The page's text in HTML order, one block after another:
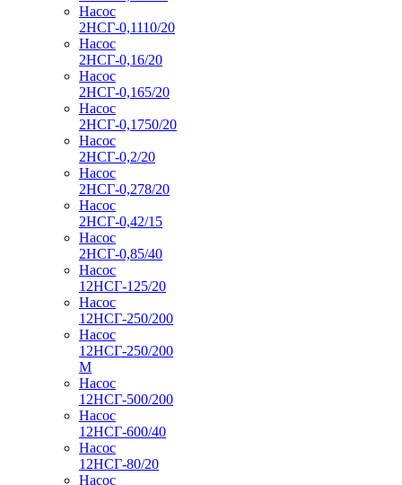
Насос
2НСГ-0,1110/20
Насос
2НСГ-0,16/20
Насос
2НСГ-0,165/20
Насос
2НСГ-0,1750/20
Насос
2НСГ-0,2/20
Насос
2НСГ-0,278/20
Насос
2НСГ-0,42/15
Насос
2НСГ-0,85/40
Насос
12НСГ-125/20
Насос
12НСГ-250/200
Насос
12НСГ-250/200
М
Насос
12НСГ-500/200
Насос
12НСГ-600/40
Насос
12НСГ-80/20
Насос